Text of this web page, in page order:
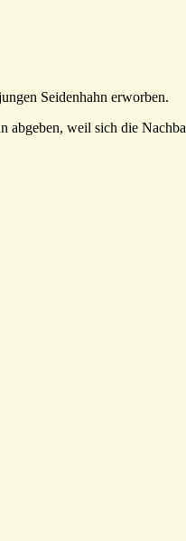
Seidenhahn erworben.
abgeben, weil sich die